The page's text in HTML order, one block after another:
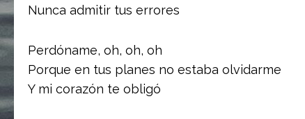
Nunca admitir tus errores
Perdóname, oh, oh, oh
Porque en tus planes no estaba olvidarme
Y mi corazón te obligó